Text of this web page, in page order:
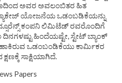
ಅವರ ಅವಲಂಬಿತರ ಹಿತ
ಯೋಜನೆಯ ಒಡಂಬಡಿಕೆಯನ್ನು
ಕಂಪನಿ ಲಿಮಿಟೆಡ್ ರವರೊಂದಿಗೆ
ಹಿಂದೆಯಷ್ಟೇ, ಸ್ಟೇಟ್ ಬ್ಯಾಂಕ್
ಒಡಂಬಂಡಿಕೆಯು ಕಾರ್ಮಿಕರ
ಸಾಕ್ಷಿಯಾಗಿದೆ.
Papers